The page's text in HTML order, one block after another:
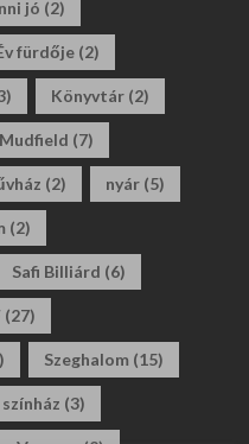
jó (2)
fürdője (2)
Könyvtár (2)
Mudfield (7)
(2) nyár (5)
(2)
Safi Billiárd (6)
(27)
Szeghalom (15)
színház (3)